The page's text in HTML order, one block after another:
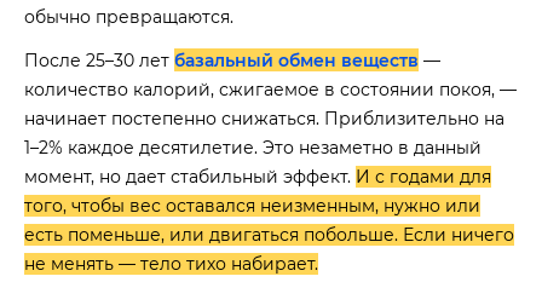
обычно превращаются.
После 25–30 лет базальный обмен веществ —
количество калорий, сжигаемое в состоянии покоя, —
начинает постепенно снижаться. Приблизительно на
1–2% каждое десятилетие. Это незаметно в данный
момент, но дает стабильный эффект. И с годами для
того, чтобы вес оставался неизменным, нужно или
есть поменьше, или двигаться побольше. Если ничего
не менять — тело тихо набирает.